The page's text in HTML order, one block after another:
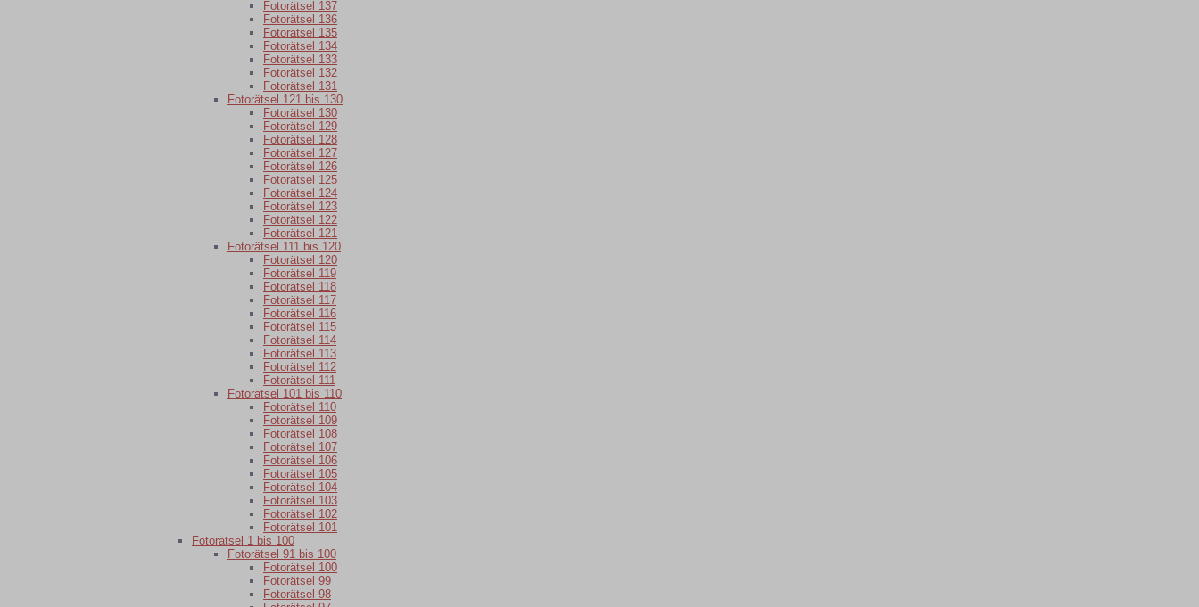
Fotorätsel 137
Fotorätsel 136
Fotorätsel 135
Fotorätsel 134
Fotorätsel 133
Fotorätsel 132
Fotorätsel 131
Fotorätsel 121 bis 130
Fotorätsel 130
Fotorätsel 129
Fotorätsel 128
Fotorätsel 127
Fotorätsel 126
Fotorätsel 125
Fotorätsel 124
Fotorätsel 123
Fotorätsel 122
Fotorätsel 121
Fotorätsel 111 bis 120
Fotorätsel 120
Fotorätsel 119
Fotorätsel 118
Fotorätsel 117
Fotorätsel 116
Fotorätsel 115
Fotorätsel 114
Fotorätsel 113
Fotorätsel 112
Fotorätsel 111
Fotorätsel 101 bis 110
Fotorätsel 110
Fotorätsel 109
Fotorätsel 108
Fotorätsel 107
Fotorätsel 106
Fotorätsel 105
Fotorätsel 104
Fotorätsel 103
Fotorätsel 102
Fotorätsel 101
Fotorätsel 1 bis 100
Fotorätsel 91 bis 100
Fotorätsel 100
Fotorätsel 99
Fotorätsel 98